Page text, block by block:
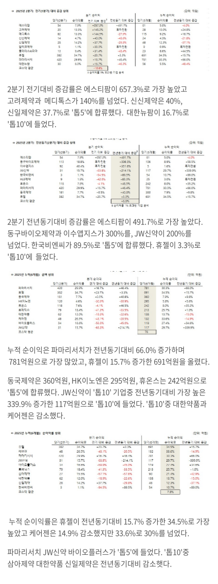
2분기 전기대비 증감률은 에스티팜이 657.3%로 가장 높았고
고려제약과 메디톡스가 140%를 넘었다. 신신제약은 40%,
신일제약은 37.7%로 '톱5'에 합류했다. 대한뉴팜이 16.7%로
'톱10'에 들었다.
2분기 전년동기대비 증감률은 에스티팜이 491.7%로 가장 높았다.
동구바이오제약과 이수앱지스가 300%를, JW신약이 200%를
넘었다. 한국비엔씨가 89.5%로 '톱5'에 합류했다. 휴젤이 3.3%로
'톱10'에 들었다.
누적 순이익은 파마리서치가 전년동기대비 66.0% 증가하며
781억원으로 가장 많았고, 휴젤이 15.7% 증가한 691억원을 올렸다.
동국제약은 360억원, HK이노엔은 295억원, 휴온스는 242억원으로
'톱5'에 합류했다. JW신약이 '톱10' 기업중 전년동기대비 가장 높은
339.9% 증가한 117억원으로 '톱10'에 들었다. '톱10'중 대한약품과
케어젠은 감소했다.
누적 순이익률은 휴젤이 전년동기대비 15.7% 증가한 34.5%로 가장
높았고 케어젠은 14.9% 감소했지만 33.6%로 30%를 넘었다.
파마리서치 JW신약 바이오플러스가 '톱5'에 들었다. '톱10'중
삼아제약 대한약품 신일제약은 전년동기대비 감소햇다.